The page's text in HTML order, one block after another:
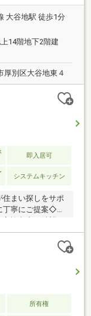
ッチン・ユニッ
貼替：クロス全
：食洗機・ハウ
大谷地駅 徒歩1分
14階地下2階建
厚別区大谷地東４
即入居可
システムキッチン
まい探しをサポ
寧にご提案◇比
件特徴！◎地下
階南東向き４Ｌ
和８年７月リノ
食洗機・ユニッ
・照明・建具・
専有面積８１㎡
付き〇食洗機付
付き○敷地内駐
所有権